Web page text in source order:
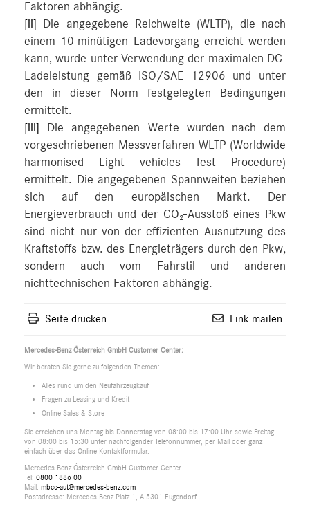
Faktoren abhängig.
[ii]
Die angegebene Reichweite (WLTP), die nach
einem 10-minütigen Ladevorgang erreicht werden
kann, wurde unter Verwendung der maximalen DC-
Ladeleistung gemäß ISO/SAE 12906 und unter
den in dieser Norm festgelegten Bedingungen
ermittelt.
[iii]
Die angegebenen Werte wurden nach dem
vorgeschriebenen Messverfahren WLTP (Worldwide
harmonised Light vehicles Test Procedure)
ermittelt. Die angegebenen Spannweiten beziehen
sich auf den europäischen Markt. Der
Energieverbrauch und der CO₂-Ausstoß eines Pkw
sind nicht nur von der effizienten Ausnutzung des
Kraftstoffs bzw. des Energieträgers durch den Pkw,
sondern auch vom Fahrstil und anderen
nichttechnischen Faktoren abhängig.
Seite drucken Link mailen
Mercedes-Benz Österreich GmbH Customer Center:
Wir beraten Sie gerne zu folgenden Themen:
Alles rund um den Neufahrzeugkauf
Fragen zu Leasing und Kredit
Online Sales & Store
Sie erreichen uns Montag bis Donnerstag von 08:00 bis 17:00 Uhr sowie Freitag
von 08:00 bis 15:30 unter nachfolgender Telefonnummer, per Mail oder ganz
einfach über das Online Kontaktformular.
Mercedes-Benz Österreich GmbH Customer Center
Tel: 0800 1886 00
Mail: mbcc-aut@mercedes-benz.com
Postadresse: Mercedes-Benz Platz 1, A-5301 Eugendorf